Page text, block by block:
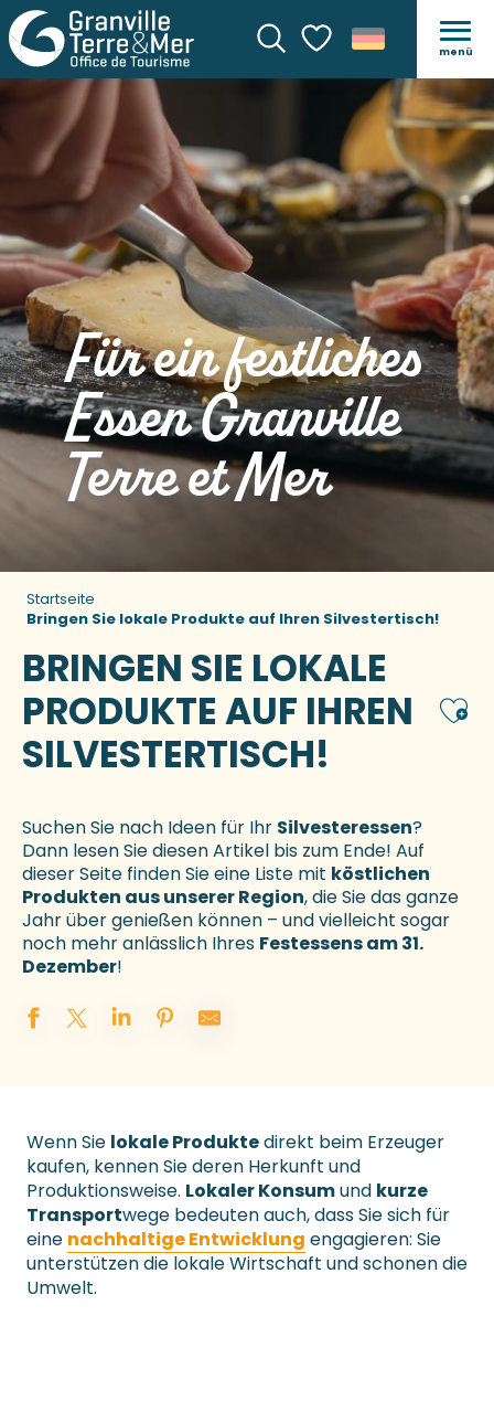
SucheVoir les favoris
menü
Für ein festliches
Essen Granville
Terre et Mer
Startseite
Bringen Sie lokale Produkte auf Ihren Silvestertisch!
BRINGEN SIE LOKALE
PRODUKTE AUF IHREN
SILVESTERTISCH!
Suchen Sie nach Ideen für Ihr Silvesteressen?
Dann lesen Sie diesen Artikel bis zum Ende! Auf
dieser Seite finden Sie eine Liste mit köstlichen
Produkten aus unserer Region, die Sie das ganze
Jahr über genießen können – und vielleicht sogar
noch mehr anlässlich Ihres Festessens am 31.
Dezember!
Wenn Sie lokale Produktedirekt beim Erzeuger
kaufen, kennen Sie deren Herkunft und
Produktionsweise. Lokaler Konsumund kurze
Transportwege bedeuten auch, dass Sie sich für
eine nachhaltige Entwicklung engagieren: Sie
unterstützen die lokale Wirtschaft und schonen die
Umwelt.